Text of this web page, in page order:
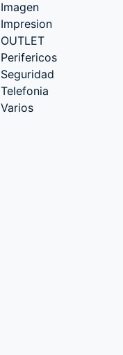
Imagen
Impresion
OUTLET
Perifericos
Seguridad
Telefonia
Varios